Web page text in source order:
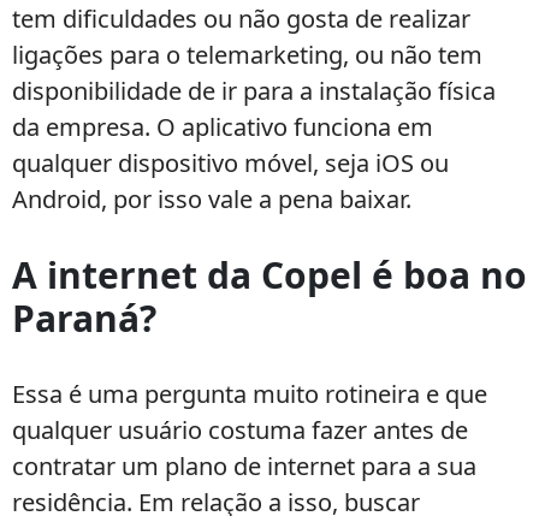
tem dificuldades ou não gosta de realizar
ligações para o telemarketing, ou não tem
disponibilidade de ir para a instalação física
da empresa. O aplicativo funciona em
qualquer dispositivo móvel, seja iOS ou
Android, por isso vale a pena baixar.
A internet da Copel é boa no
Paraná?
Essa é uma pergunta muito rotineira e que
qualquer usuário costuma fazer antes de
contratar um plano de internet para a sua
residência. Em relação a isso, buscar